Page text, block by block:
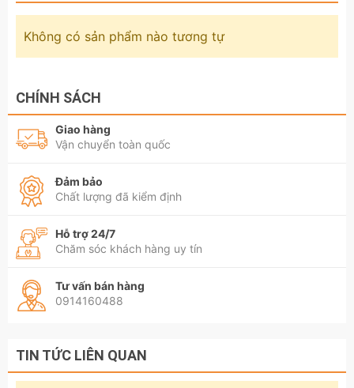
Không có sản phẩm nào tương tự
CHÍNH SÁCH
Giao hàng
Vận chuyển toàn quốc
Đảm bảo
Chất lượng đã kiểm định
Hỗ trợ 24/7
Chăm sóc khách hàng uy tín
Tư vấn bán hàng
0914160488
TIN TỨC LIÊN QUAN